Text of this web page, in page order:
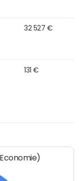
32 527 €
131 €